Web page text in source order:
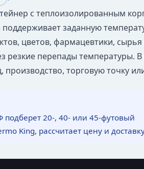
с теплоизолированным
заданную
цветов, фармацевтики, сырья
резкие перепады температуры. В
торговую точку
подберет 20-, 40- или 45-футовый
King, рассчитает цену и